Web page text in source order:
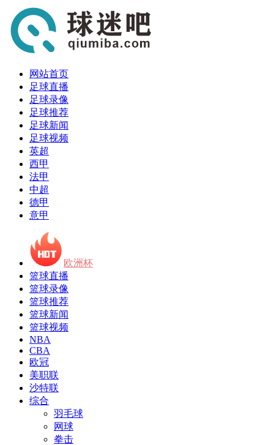
网站首页
足球直播
足球录像
足球推荐
足球新闻
足球视频
英超
西甲
法甲
中超
德甲
意甲
欧洲杯
篮球直播
篮球录像
篮球推荐
篮球新闻
篮球视频
NBA
CBA
欧冠
美职联
沙特联
综合
羽毛球
网球
拳击